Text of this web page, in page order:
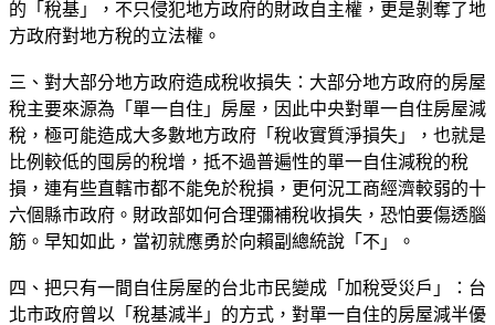
的「稅基」，不只侵犯地方政府的財政自主權，更是剝奪了地
方政府對地方稅的立法權。
三、對大部分地方政府造成稅收損失：大部分地方政府的房屋
稅主要來源為「單一自住」房屋，因此中央對單一自住房屋減
稅，極可能造成大多數地方政府「稅收實質淨損失」，也就是
比例較低的囤房的稅增，抵不過普遍性的單一自住減稅的稅
損，連有些直轄市都不能免於稅損，更何況工商經濟較弱的十
六個縣市政府。財政部如何合理彌補稅收損失，恐怕要傷透腦
筋。早知如此，當初就應勇於向賴副總統說「不」。
四、把只有一間自住房屋的台北市民變成「加稅受災戶」：台
北市政府曾以「稅基減半」的方式，對單一自住的房屋減半優